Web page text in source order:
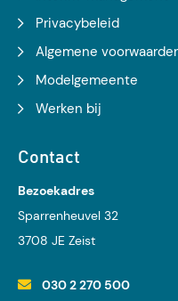
Privacybeleid
Algemene
Modelgemeente
Werken bij
Contact
Bezoekadres
Sparrenheuvel 32
3708 JE Zeist
030 2 270 500